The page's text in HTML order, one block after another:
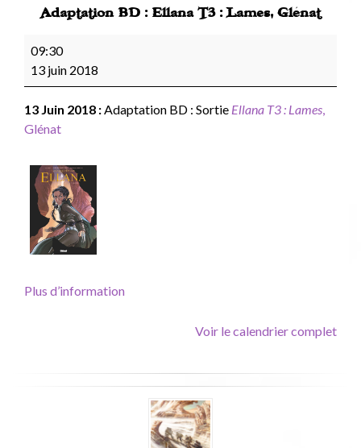
Adaptation BD : Ellana T3 : Lames, Glénat
Adaptation
BD
Glénat
09:30
13 juin 2018
13 Juin 2018 :Adaptation BD : Sortie Ellana T3 : Lames,
Glénat
Plus d’information
Voir le calendrier complet